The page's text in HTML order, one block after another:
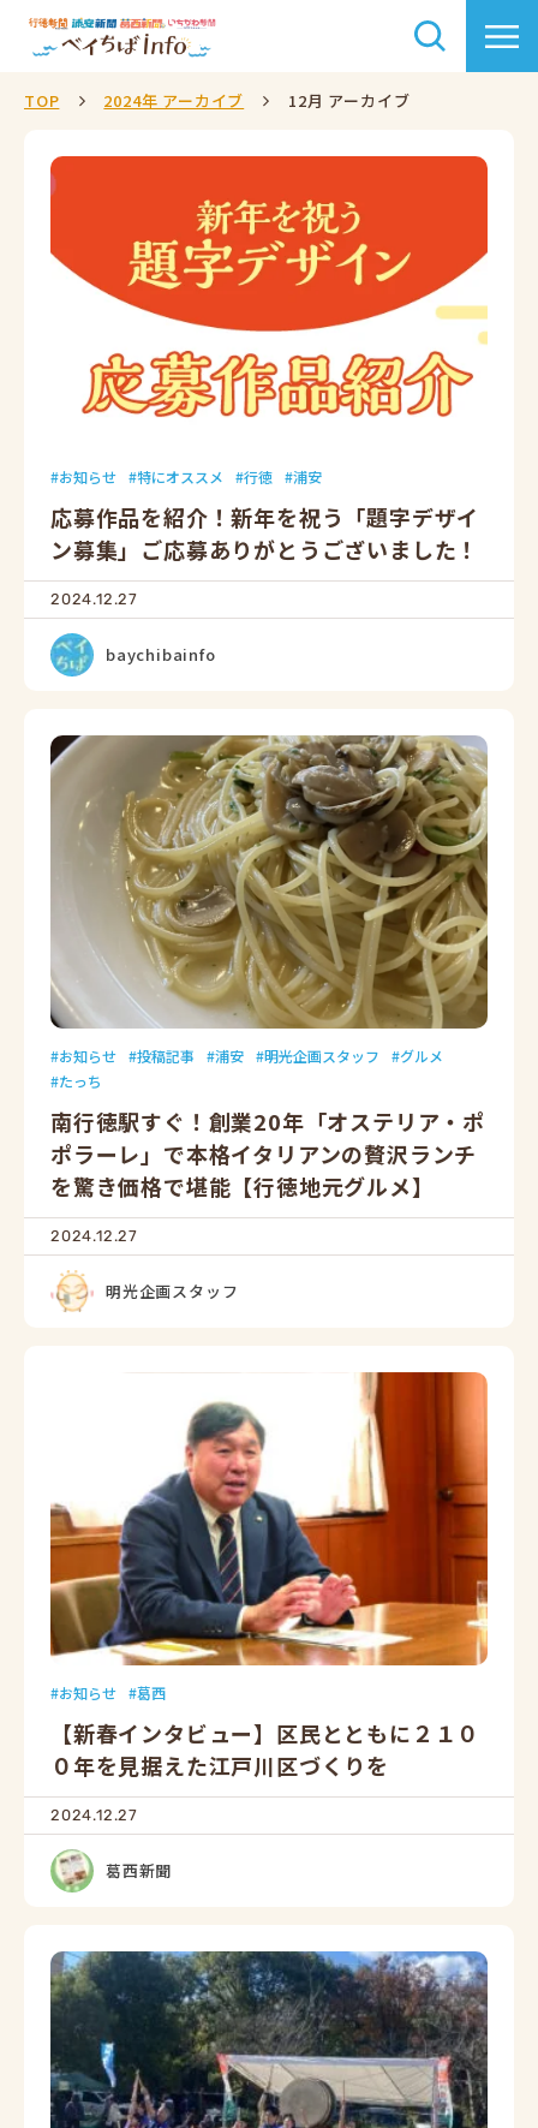
TOP 2024年 アーカイブ 12月 アーカイブ
お知らせ 特にオススメ 行徳 浦安
応募作品を紹介！新年を祝う「題字デザイ
ン募集」ご応募ありがとうございました！
2024.12.27
baychibainfo
お知らせ 投稿記事 浦安 明光企画スタッフ
グルメ
たっち
南行徳駅すぐ！創業20年「オステリア・ポ
ポラーレ」で本格イタリアンの贅沢ランチ
を驚き価格で堪能【行徳地元グルメ】
2024.12.27
明光企画スタッフ
お知らせ 葛西
【新春インタビュー】区民とともに２１０
０年を見据えた江戸川区づくりを
2024.12.27
葛西新聞